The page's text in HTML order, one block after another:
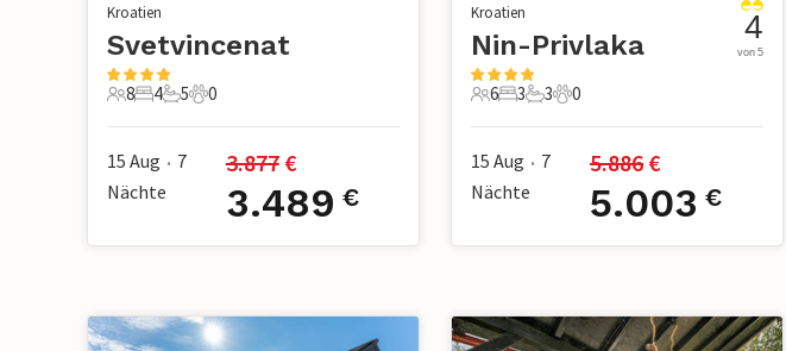
Kroatien
Svetvincenat
8 Gäste
8
4 Schlafzimmer
4
5 Badezimmer
5
0 Haustiere
0
15 Aug • 7
Nächte
3.877 €
3.489 €
Kroatien
Nin-Privlaka
6 Gäste
6
3 Schlafzimmer
3
3 Badezimmer
3
0 Haustiere
0
4
von 5
15 Aug • 7
Nächte
5.886 €
5.003 €